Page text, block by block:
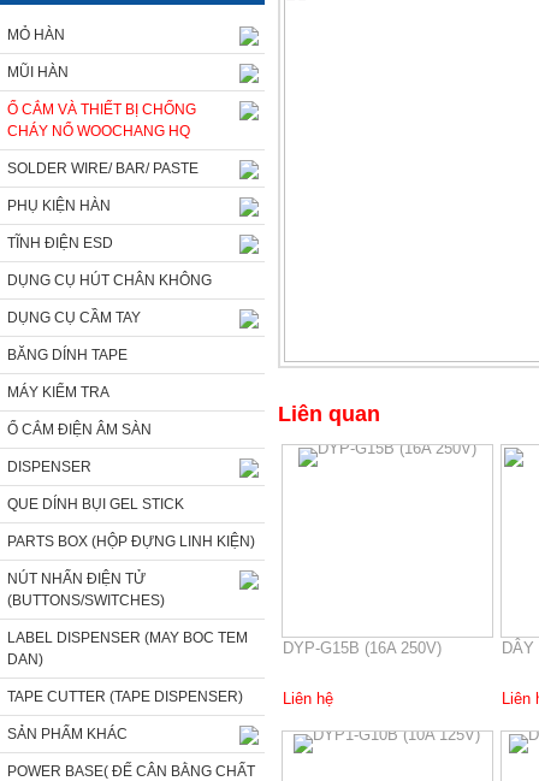
MỎ HÀN
MŨI HÀN
Ổ CẮM VÀ THIẾT BỊ CHỐNG
CHÁY NỔ WOOCHANG HQ
SOLDER WIRE/ BAR/ PASTE
PHỤ KIỆN HÀN
TĨNH ĐIỆN ESD
DỤNG CỤ HÚT CHÂN KHÔNG
DỤNG CỤ CẦM TAY
BĂNG DÍNH TAPE
MÁY KIỂM TRA
Ổ CẮM ĐIỆN ÂM SÀN
DISPENSER
QUE DÍNH BỤI GEL STICK
PARTS BOX (HỘP ĐỰNG LINH KIỆN)
NÚT NHẤN ĐIỆN TỬ
(BUTTONS/SWITCHES)
LABEL DISPENSER (MAY BOC TEM
DAN)
TAPE CUTTER (TAPE DISPENSER)
SẢN PHẨM KHÁC
POWER BASE( ĐẾ CÂN BẰNG CHẤT
Liên quan
DYP-G15B (16A 250V)
Liên hệ Liên